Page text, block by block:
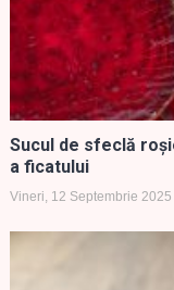
Sucul de sfeclă
a ficatului
Vineri, 12 Septembrie 2025